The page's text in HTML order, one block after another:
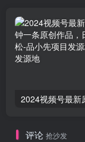
评论 抢沙发